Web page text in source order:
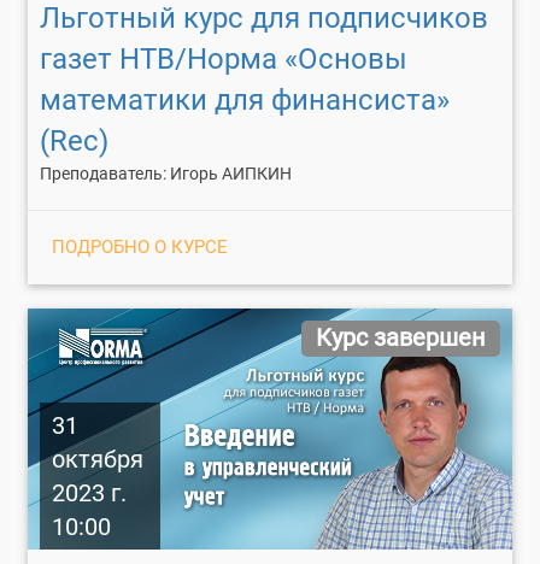
Льготный курс для подписчиков
газет НТВ/Норма «Основы
математики для финансиста»
(Rec)
Преподаватель: Игорь АИПКИН
ПОДРОБНО О КУРСЕ
31
октября
2023 г.
10:00
Курс завершен